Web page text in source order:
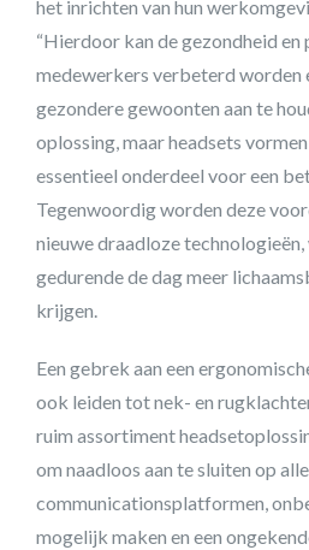
het inrichten van hun
“Hierdoor kan de gezondheid
medewerkers verbeterd worden
gezondere gewoonten aan te
oplossing, maar headsets
essentieel onderdeel voor een
Tegenwoordig worden deze
nieuwe draadloze
gedurende de dag meer
krijgen.
Een gebrek aan een
ook leiden tot nek- en
ruim assortiment
om naadloos aan te sluiten op
communicationsplatformen,
mogelijk maken en een